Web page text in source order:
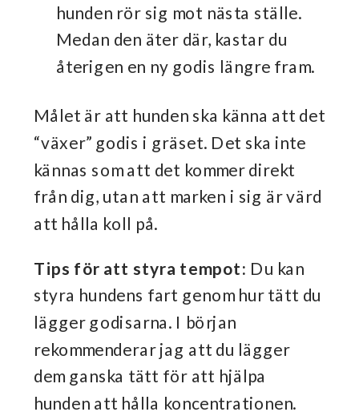
hunden rör sig mot nästa ställe.
Medan den äter där, kastar du
återigen en ny godis längre fram.
Målet är att hunden ska känna att det
“växer” godis i gräset. Det ska inte
kännas som att det kommer direkt
från dig, utan att marken i sig är värd
att hålla koll på.
Tips för att styra tempot: Du kan
styra hundens fart genom hur tätt du
lägger godisarna. I början
rekommenderar jag att du lägger
dem ganska tätt för att hjälpa
hunden att hålla koncentrationen.